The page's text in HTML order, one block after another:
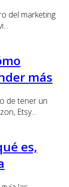
del marketing
más
de tener un
Etsy...
es,